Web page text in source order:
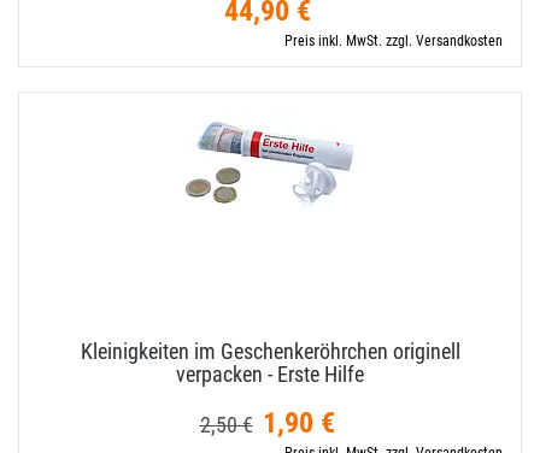
44,90 €
Preis inkl. MwSt. zzgl. Versandkosten
Kleinigkeiten im Geschenkeröhrchen originell
verpacken - Erste Hilfe
2,50 € 1,90 €